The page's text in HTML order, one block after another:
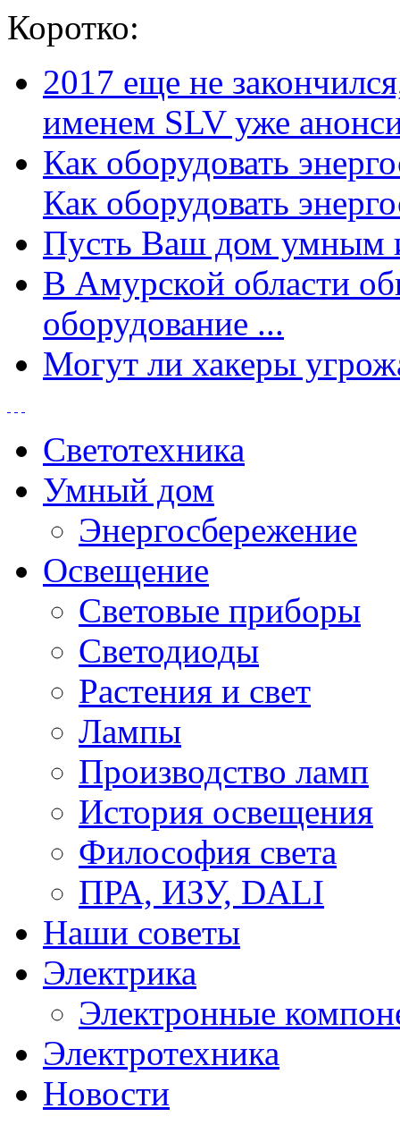
Коротко:
2017 еще не
именем SLV уже
Как оборудовать
Как оборудовать
Пусть Ваш дом умным
В Амурской области
оборудование ...
Могут ли хакеры
Светотехника
Умный дом
Энергосбережение
Освещение
Световые приборы
Светодиоды
Растения и свет
Лампы
Производство ламп
История освещения
Философия света
ПРА, ИЗУ, DALI
Наши советы
Электрика
Электронные
Электротехника
Новости